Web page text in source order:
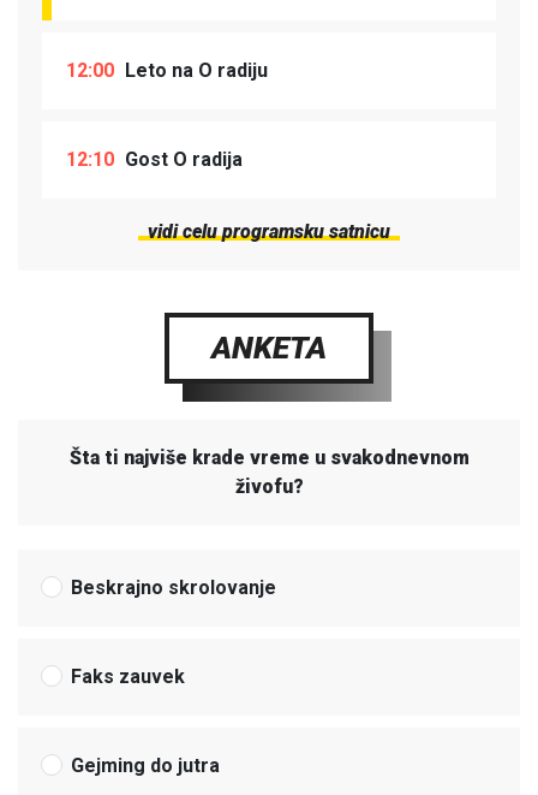
12:00 Leto na O radiju
12:10 Gost O radija
vidi celu programsku satnicu
ANKETA
Šta ti najviše krade vreme u svakodnevnom
živofu?
Beskrajno skrolovanje
Faks zauvek
Gejming do jutra